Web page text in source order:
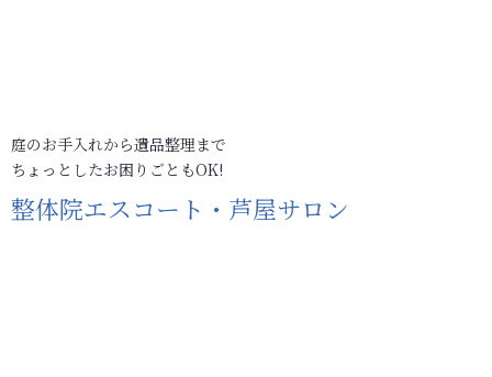
庭のお手入れから遺品整理まで
ちょっとしたお困りごともOK!
整体院エスコート・芦屋サロン